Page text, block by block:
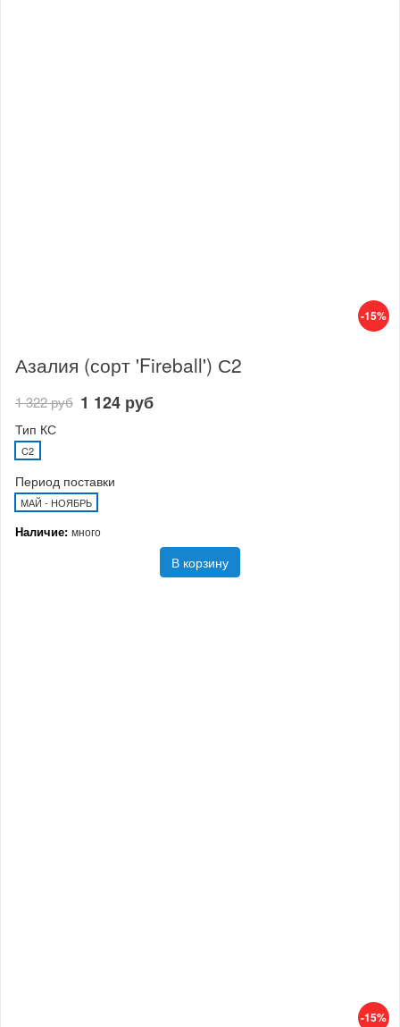
-15%
Азалия (сорт 'Fireball') С2
1 322 руб 1 124 руб
Тип КС
C2
Период поставки
МАЙ - НОЯБРЬ
Наличие: много
В корзину
-15%